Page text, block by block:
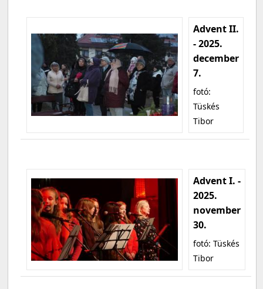
Advent II.
- 2025.
december
7.
fotó:
Tüskés
Tibor
Advent I. -
2025.
november
30.
fotó: Tüskés
Tibor